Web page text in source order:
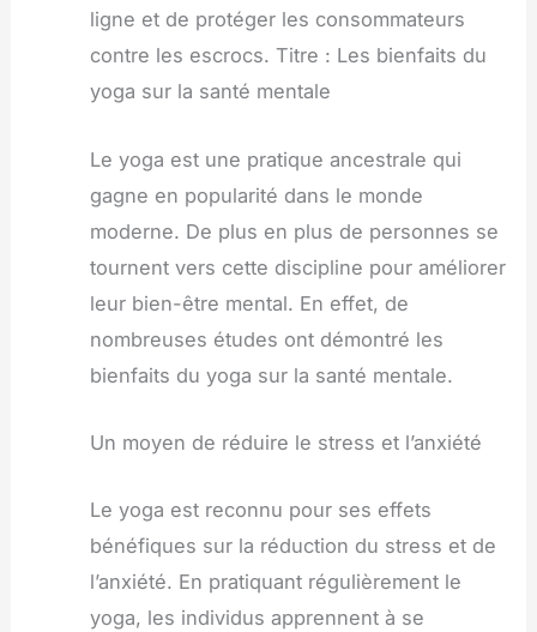
ligne et de protéger les consommateurs
contre les escrocs. Titre : Les bienfaits du
yoga sur la santé mentale
Le yoga est une pratique ancestrale qui
gagne en popularité dans le monde
moderne. De plus en plus de personnes se
tournent vers cette discipline pour améliorer
leur bien-être mental. En effet, de
nombreuses études ont démontré les
bienfaits du yoga sur la santé mentale.
Un moyen de réduire le stress et l’anxiété
Le yoga est reconnu pour ses effets
bénéfiques sur la réduction du stress et de
l’anxiété. En pratiquant régulièrement le
yoga, les individus apprennent à se